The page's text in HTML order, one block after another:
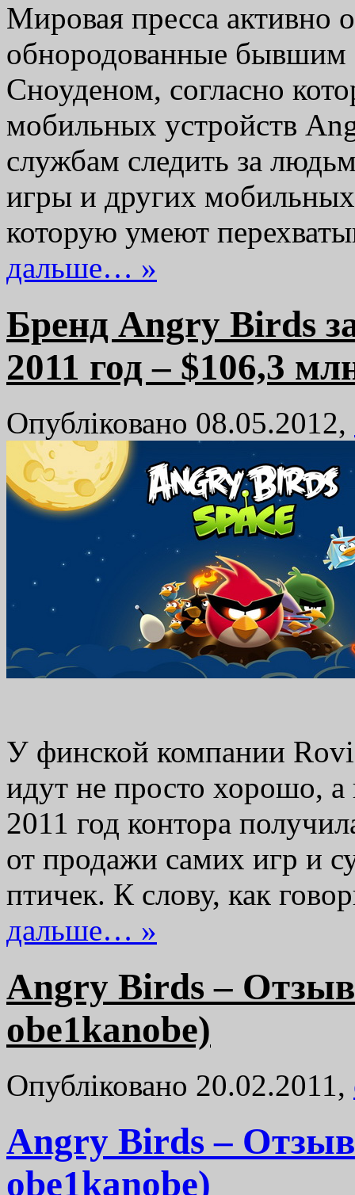
Мировая пресса активно
обнородованные
Сноуденом, согласно
мобильных устройств
службам следить за
игры и других
которую умеют
дальше… »
Бренд Angry Birds
2011 год – $106,3
Опубліковано 08.05.2012,
У финской компании
идут не просто хорошо, а
2011 год контора
от продажи самих игр и
птичек. К слову, как
дальше… »
Angry Birds –
obe1kanobe)
Опубліковано 20.02.2011,
Angry Birds –
obe1kanobe)